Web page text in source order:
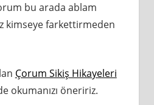
bu arada ablam
kimseye farkettirmeden
Çorum Sikiş Hikayeleri
okumanızı öneririz.